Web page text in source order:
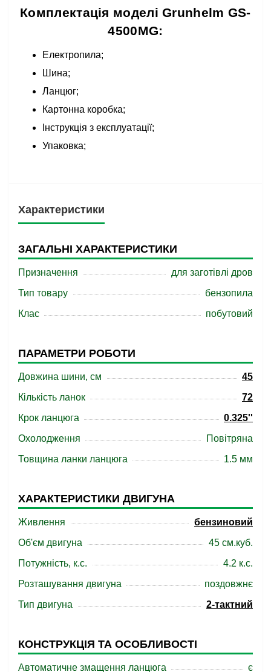
Комплектація моделі Grunhelm GS-
4500MG:
Електропила;
Шина;
Ланцюг;
Картонна коробка;
Інструкція з експлуатації;
Упаковка;
Характеристики
ЗАГАЛЬНІ ХАРАКТЕРИСТИКИ
Призначення
для заготівлі дров
Тип товару
бензопила
Клас
побутовий
ПАРАМЕТРИ РОБОТИ
Довжина шини, см
45
Кількість ланок
72
Крок ланцюга
0.325''
Охолодження
Повітряна
Товщина ланки ланцюга
1.5 мм
ХАРАКТЕРИСТИКИ ДВИГУНА
Живлення
бензиновий
Об'єм двигуна
45 см.куб.
Потужність, к.с.
4.2 к.с.
Розташування двигуна
поздовжнє
Тип двигуна
2-тактний
КОНСТРУКЦІЯ ТА ОСОБЛИВОСТІ
Автоматичне змащення ланцюга є